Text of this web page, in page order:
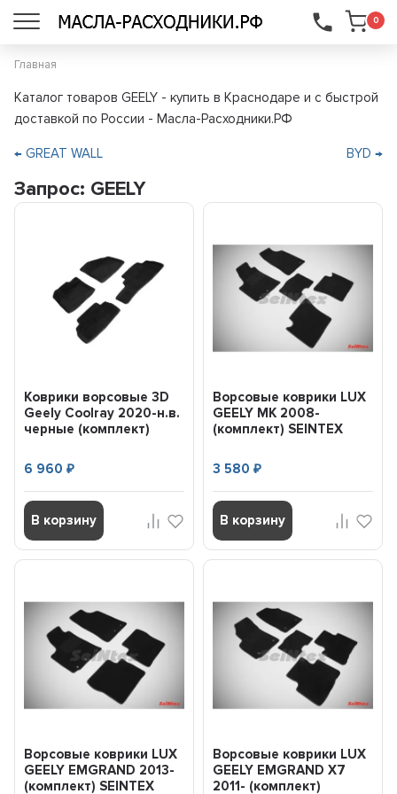
0
...
Главная
Каталог товаров GEELY - купить в Краснодаре и с быстрой
доставкой по России - Масла-Расходники.РФ
BYD →
← GREAT WALL
Запрос: GEELY
Коврики ворсовые 3D
Geely Coolray 2020-н.в.
черные (комплект)
6 960₽
В корзину
Ворсовые коврики LUX
GEELY MK 2008-
(комплект) SEINTEX
3 580 ₽
В корзину
Ворсовые коврики LUX
GEELY EMGRAND 2013-
(комплект) SEINTEX
Ворсовые коврики LUX
GEELY EMGRAND X7
2011- (комплект)